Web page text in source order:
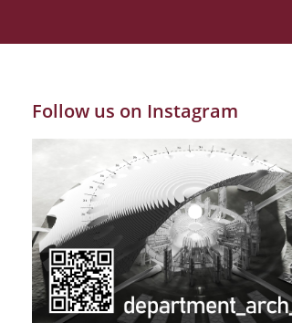
Follow us on Instagram